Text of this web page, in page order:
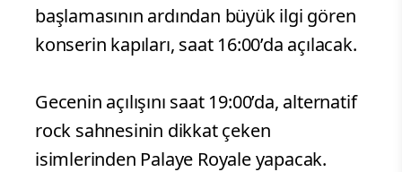
başlamasının ardından büyük ilgi gören
konserin kapıları, saat 16:00’da açılacak.
Gecenin açılışını saat 19:00’da, alternatif
rock sahnesinin dikkat çeken
isimlerinden Palaye Royale yapacak.